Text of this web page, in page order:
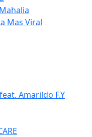
Mas Viral
Amarildo F.Y